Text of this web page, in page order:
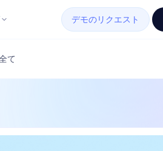
デモのリクエスト
て